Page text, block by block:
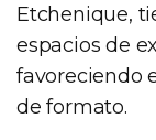
Etchenique,
espacios de
favoreciendo
de formato.